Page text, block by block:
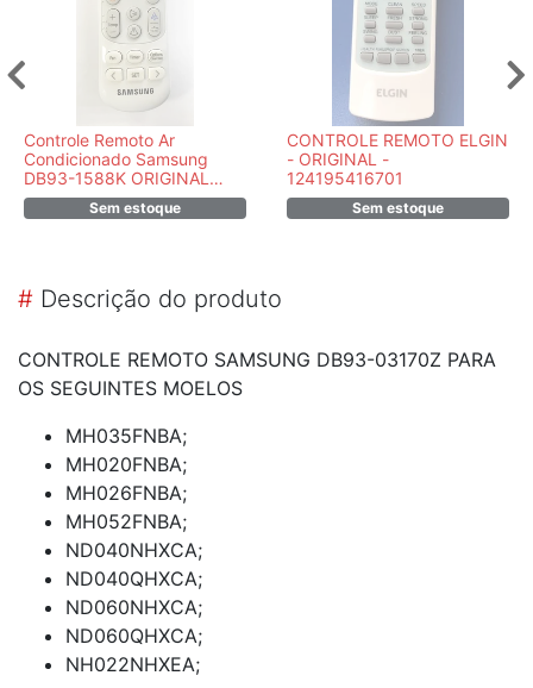
Controle Remoto Ar
Condicionado Samsung
DB93-1588K ORIGINAL
PARA WIND FREE
Sem estoque
CONTROLE REMOTO ELGIN
- ORIGINAL -
124195416701
Sem estoque
# Descrição do produto
CONTROLE REMOTO SAMSUNG DB93-03170Z PARA
OS SEGUINTES MOELOS
MH035FNBA;
MH020FNBA;
MH026FNBA;
MH052FNBA;
ND040NHXCA;
ND040QHXCA;
ND060NHXCA;
ND060QHXCA;
NH022NHXEA;